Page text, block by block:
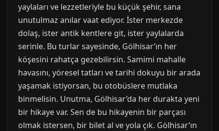
yaylaları ve lezzetleriyle bu küçük şehir, sana
unutulmaz anılar vaat ediyor. İster merkezde
dolaş, ister antik kentlere git, ister yaylalarda
serinle. Bu turlar sayesinde, Gölhisar’ın her
köşesini rahatça gezebilirsin. Samimi mahalle
havasını, yöresel tatları ve tarihi dokuyu bir arada
yaşamak istiyorsan, bu otobüslere mutlaka
binmelisin. Unutma, Gölhisar’da her durakta yeni
bir hikaye var. Sen de bu hikayenin bir parçası
olmak istersen, bir bilet al ve yola çık. Gölhisar’ın